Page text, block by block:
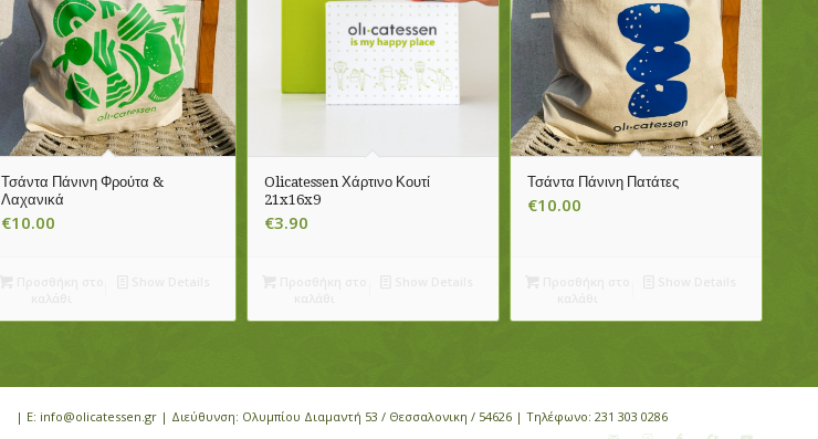
Τσάντα Πάνινη Φρούτα &
Λαχανικά
€10.00
Olicatessen Χάρτινο Κουτί
21x16x9
€3.90
Τσάντα Πάνινη Πατάτες
€10.00
| E: info@olicatessen.gr | Διεύθυνση: Ολυμπίου Διαμαντή 53 / Θεσσαλονικη / 54626 | Τηλέφωνο: 231 303 0286